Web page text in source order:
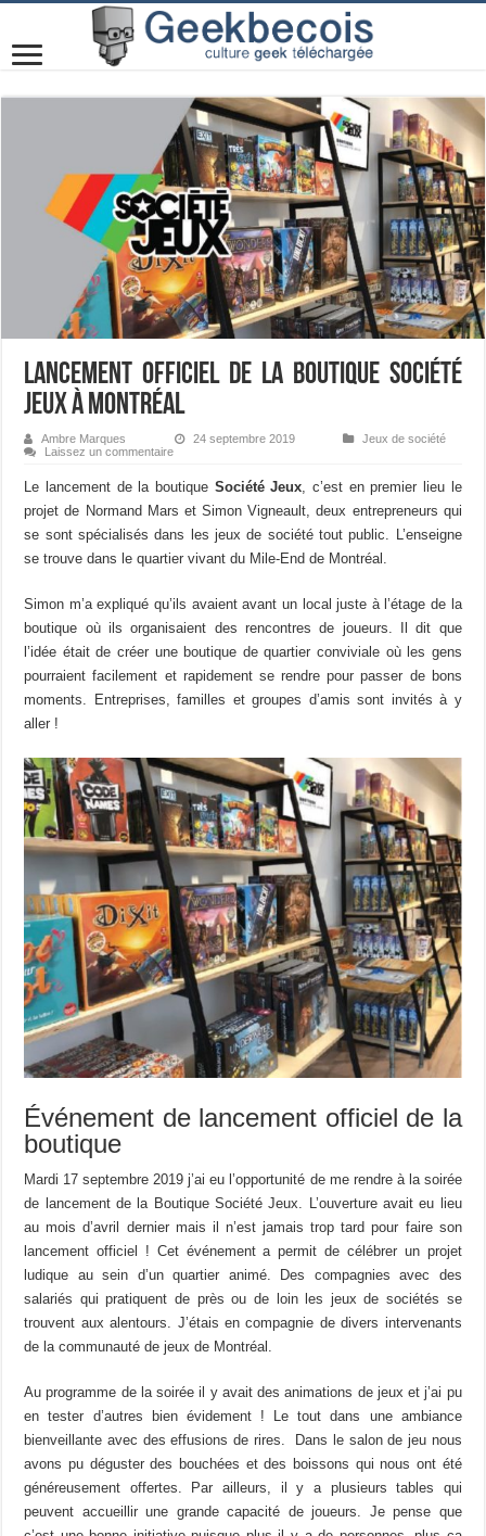
Lancement officiel de la boutique Société
Jeux à Montréal
Ambre Marques 24 septembre 2019
Jeux de société
Laissez un commentaire
Le lancement de la boutique Société Jeux , c’est en premier lieu le
projet de Normand Mars et Simon Vigneault, deux entrepreneurs qui
se sont spécialisés dans les jeux de société tout public. L’enseigne
se trouve dans le quartier vivant du Mile-End de Montréal.
Simon m’a expliqué qu’ils avaient avant un local juste à l’étage de la
boutique où ils organisaient des rencontres de joueurs. Il dit que
l’idée était de créer une boutique de quartier conviviale où les gens
pourraient facilement et rapidement se rendre pour passer de bons
moments. Entreprises, familles et groupes d’amis sont invités à y
aller !
Événement de lancement officiel de la
boutique
Mardi 17 septembre 2019 j’ai eu l’opportunité de me rendre à la soirée
de lancement de la Boutique Société Jeux. L’ouverture avait eu lieu
au mois d’avril dernier mais il n’est jamais trop tard pour faire son
lancement officiel ! Cet événement a permit de célébrer un projet
ludique au sein d’un quartier animé. Des compagnies avec des
salariés qui pratiquent de près ou de loin les jeux de sociétés se
trouvent aux alentours. J’étais en compagnie de divers intervenants
de la communauté de jeux de Montréal.
Au programme de la soirée il y avait des animations de jeux et j’ai pu
en tester d’autres bien évidement ! Le tout dans une ambiance
bienveillante avec des effusions de rires. Dans le salon de jeu nous
avons pu déguster des bouchées et des boissons qui nous ont été
généreusement offertes. Par ailleurs, il y a plusieurs tables qui
peuvent accueillir une grande capacité de joueurs. Je pense que